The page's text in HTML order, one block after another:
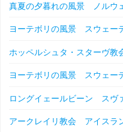
真夏の夕暮れの風景 ノルウ
ヨーテボリの風景 スウェー
ホッペルシュタ・スターヴ
ヨーテボリの風景 スウェー
ロングイェールビーン スヴ
アークレイリ教会 アイスラ